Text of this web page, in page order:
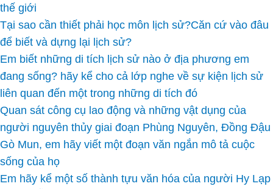
thế giới
Tại sao cần thiết phải học môn lịch sử?Căn cứ vào đâu
để biết và dựng lại lịch sử?
Em biết những di tích lịch sử nào ở địa phương em
đang sống? hãy kể cho cả lớp nghe về sự kiện lịch sử
liên quan đến một trong những di tích đó
Quan sát công cụ lao động và những vật dụng của
người nguyên thủy giai đoạn Phùng Nguyên, Đồng Đậu
Gò Mun, em hãy viết một đoạn văn ngắn mô tả cuộc
sống của họ
Em hãy kể một số thành tựu văn hóa của người Hy Lạp